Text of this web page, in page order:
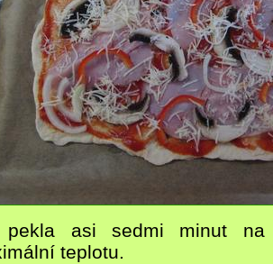
pekla asi sedmi minut na
teplotu.